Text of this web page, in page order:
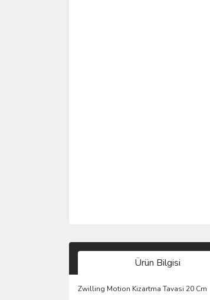
Ürün Bilgisi
Zwilling Motion Kizartma Tavasi 20 Cm